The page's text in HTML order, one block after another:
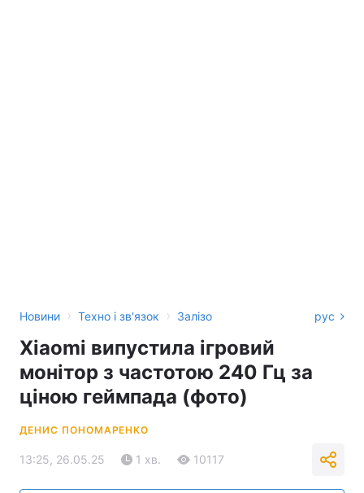
Новини › Техно і зв'язок › Залізо рус
Xiaomi випустила ігровий
монітор з частотою 240 Гц за
ціною геймпада (фото)
ДЕНИС ПОНОМАРЕНКО
13:25, 26.05.25 1 хв. 10117